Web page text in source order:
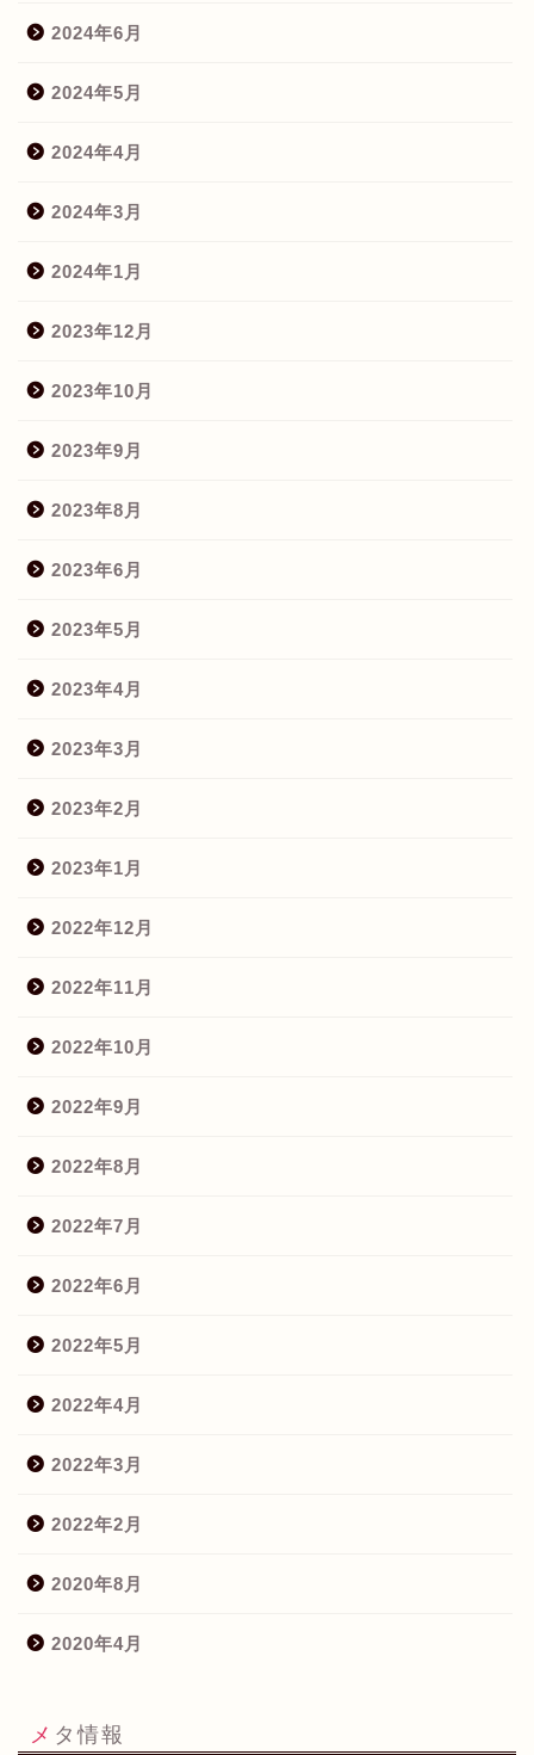
2024年6月
2024年5月
2024年4月
2024年3月
2024年1月
2023年12月
2023年10月
2023年9月
2023年8月
2023年6月
2023年5月
2023年4月
2023年3月
2023年2月
2023年1月
2022年12月
2022年11月
2022年10月
2022年9月
2022年8月
2022年7月
2022年6月
2022年5月
2022年4月
2022年3月
2022年2月
2020年8月
2020年4月
メタ情報